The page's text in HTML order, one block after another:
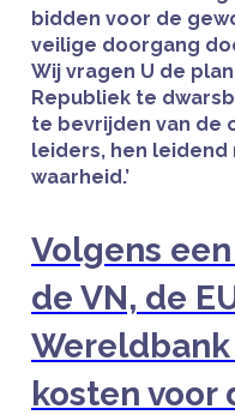
bidden voor de
veilige doorgang
Wij vragen U de
Republiek te
te bevrijden van de
leiders, hen leidend
waarheid.’
Volgens
de VN, de
kosten voor